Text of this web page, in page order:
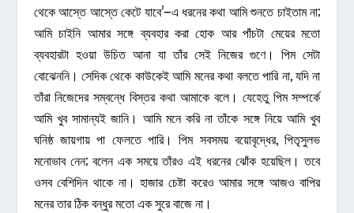
থেকে আস্তে আস্তে কেটে যাবে’–এ ধরনের কথা আমি শুনতে চাইতাম না;
আমি চাইনি আমার সঙ্গে ব্যবহার করা হোক আর পাঁচটা মেয়ের মতো
ব্যবহারটা হওয়া উচিত আনা যা তাঁর সেই নিজের গুণে। পিম সেটা
বোঝেননি। সেদিক থেকে কাউকেই আমি মনের কথা বলতে পারি না, যদি না
তাঁরা নিজেদের সম্বন্ধে বিস্তর কথা আমাকে বলে। যেহেতু পিম সম্পর্কে
আমি খুব সামান্যই জানি। আমি মনে করি না তাঁকে সঙ্গে নিয়ে আমি খুব
ঘনিষ্ঠ জায়গায় পা ফেলতে পারি। পিম সবসময় বয়োবৃদ্ধের, পিতৃসুলভ
মনোভাব নেন; বলেন এক সময়ে তাঁরও এই ধরনের ঝোঁক হয়েছিল। তবে
ওসব বেশিদিন থাকে না। হাজার চেষ্টা করেও আমার সঙ্গে আজও বাপির
মনের তার ঠিক বন্ধুর মতো এক সুরে বাজে না।